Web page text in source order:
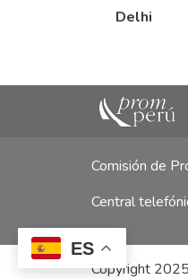
ES
Delhi
Comisión de
Central
Copyright